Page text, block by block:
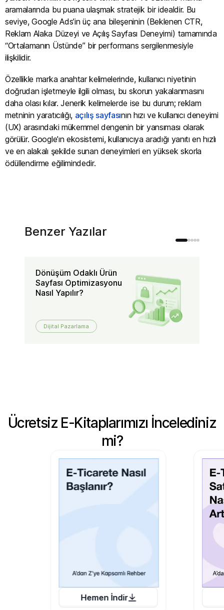
aramalarında bu puana ulaşmak stratejik bir idealdir. Bu
seviye, Google Ads’in üç ana bileşeninin (Beklenen CTR,
Reklam Alaka Düzeyi ve Açılış Sayfası Deneyimi) tamamında
“Ortalamanın Üstünde” bir performans sergilenmesiyle
ilişkilidir.
Özellikle marka anahtar kelimelerinde, kullanıcı niyetinin
doğrudan işletmeyle ilgili olması, bu skorun yakalanmasını
daha olası kılar. Jenerik kelimelerde ise bu durum; reklam
metninin yaratıcılığı, açılış sayfasının hızı ve kullanıcı deneyimi
(UX) arasındaki mükemmel dengenin bir yansıması olarak
görülür. Google’ın ekosistemi, kullanıcıya aradığı yanıtı en hızlı
ve en alakalı şekilde sunan deneyimleri en yüksek skorla
ödüllendirme eğilimindedir.
Benzer Yazılar
Dönüşüm Odaklı Ürün
Sayfası Optimizasyonu
Nasıl Yapılır?
Dijital Pazarlama
Ücretsiz E-Kitaplarımızı İncelediniz
mi?
Hemen İndir